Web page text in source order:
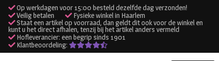
Op werkdagen voor 15:00 besteld dezelfde dag verzonden!
Veilig betalen
Fysieke winkel in Haarlem
Staat een artikel op voorraad, dan geldt dit ook voor de winkel en
kunt u het direct afhalen, tenzij bij het artikel anders vermeld
Hofleverancier: een begrip sinds 1901
Klantbeoordeling: